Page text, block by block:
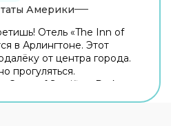
Америки
Отель «The Inn of
в Арлингтоне. Этот
от центра города.
прогуляться.
Cross of Sacrifice, Dark